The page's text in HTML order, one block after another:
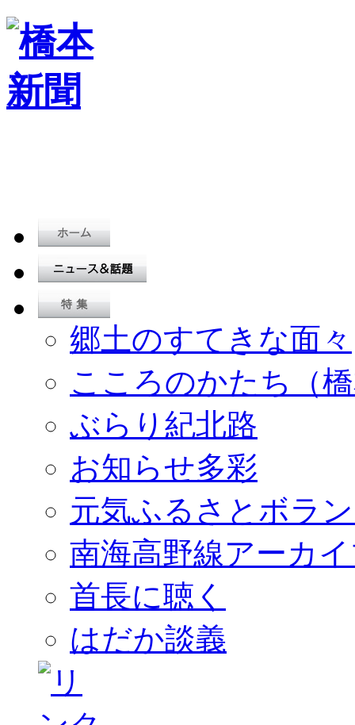
郷土のすてきな面々
こころのかたち（
ぶらり紀北路
お知らせ多彩
元気ふるさとボラ
南海高野線アーカ
首長に聴く
はだか談義